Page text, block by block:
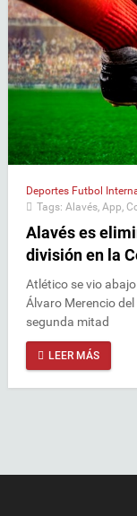
Deportes Futbol
Tags: Alavés App
Alavés es
división en la
Atlético se vio
Álvaro Merencio
segunda mitad
LEER MÁS